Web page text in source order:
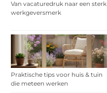
Van vacaturedruk naar een sterk
werkgeversmerk
Praktische tips voor huis & tuin
die meteen werken